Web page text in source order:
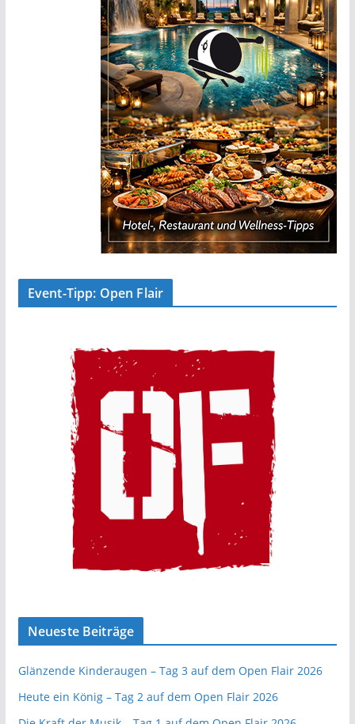
Event-Tipp: Open Flair
Neueste Beiträge
Glänzende Kinderaugen – Tag 3 auf dem Open Flair 2026
Heute ein König – Tag 2 auf dem Open Flair 2026